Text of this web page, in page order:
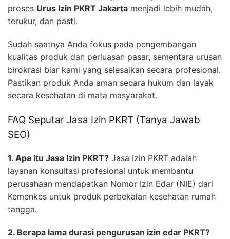
proses Urus Izin PKRT Jakarta menjadi lebih mudah,
terukur, dan pasti.
Sudah saatnya Anda fokus pada pengembangan
kualitas produk dan perluasan pasar, sementara urusan
birokrasi biar kami yang selesaikan secara profesional.
Pastikan produk Anda aman secara hukum dan layak
secara kesehatan di mata masyarakat.
FAQ Seputar Jasa Izin PKRT (Tanya Jawab
SEO)
1. Apa itu Jasa Izin PKRT? Jasa Izin PKRT adalah
layanan konsultasi profesional untuk membantu
perusahaan mendapatkan Nomor Izin Edar (NIE) dari
Kemenkes untuk produk perbekalan kesehatan rumah
tangga.
2. Berapa lama durasi pengurusan izin edar PKRT?